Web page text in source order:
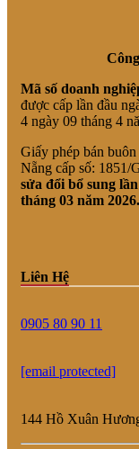
Mã số doanh
được cấp lần đầu
4 ngày 09 tháng 4
Giấy phép bán
Nẵng cấp số: 1851/
sửa đổi bổ sung
tháng 03 năm 2026.
Liên Hệ
0905 80 90 11
[email protected]
144 Hồ Xuân